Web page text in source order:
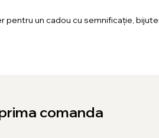
pentru un cadou cu semnificație,
comanda